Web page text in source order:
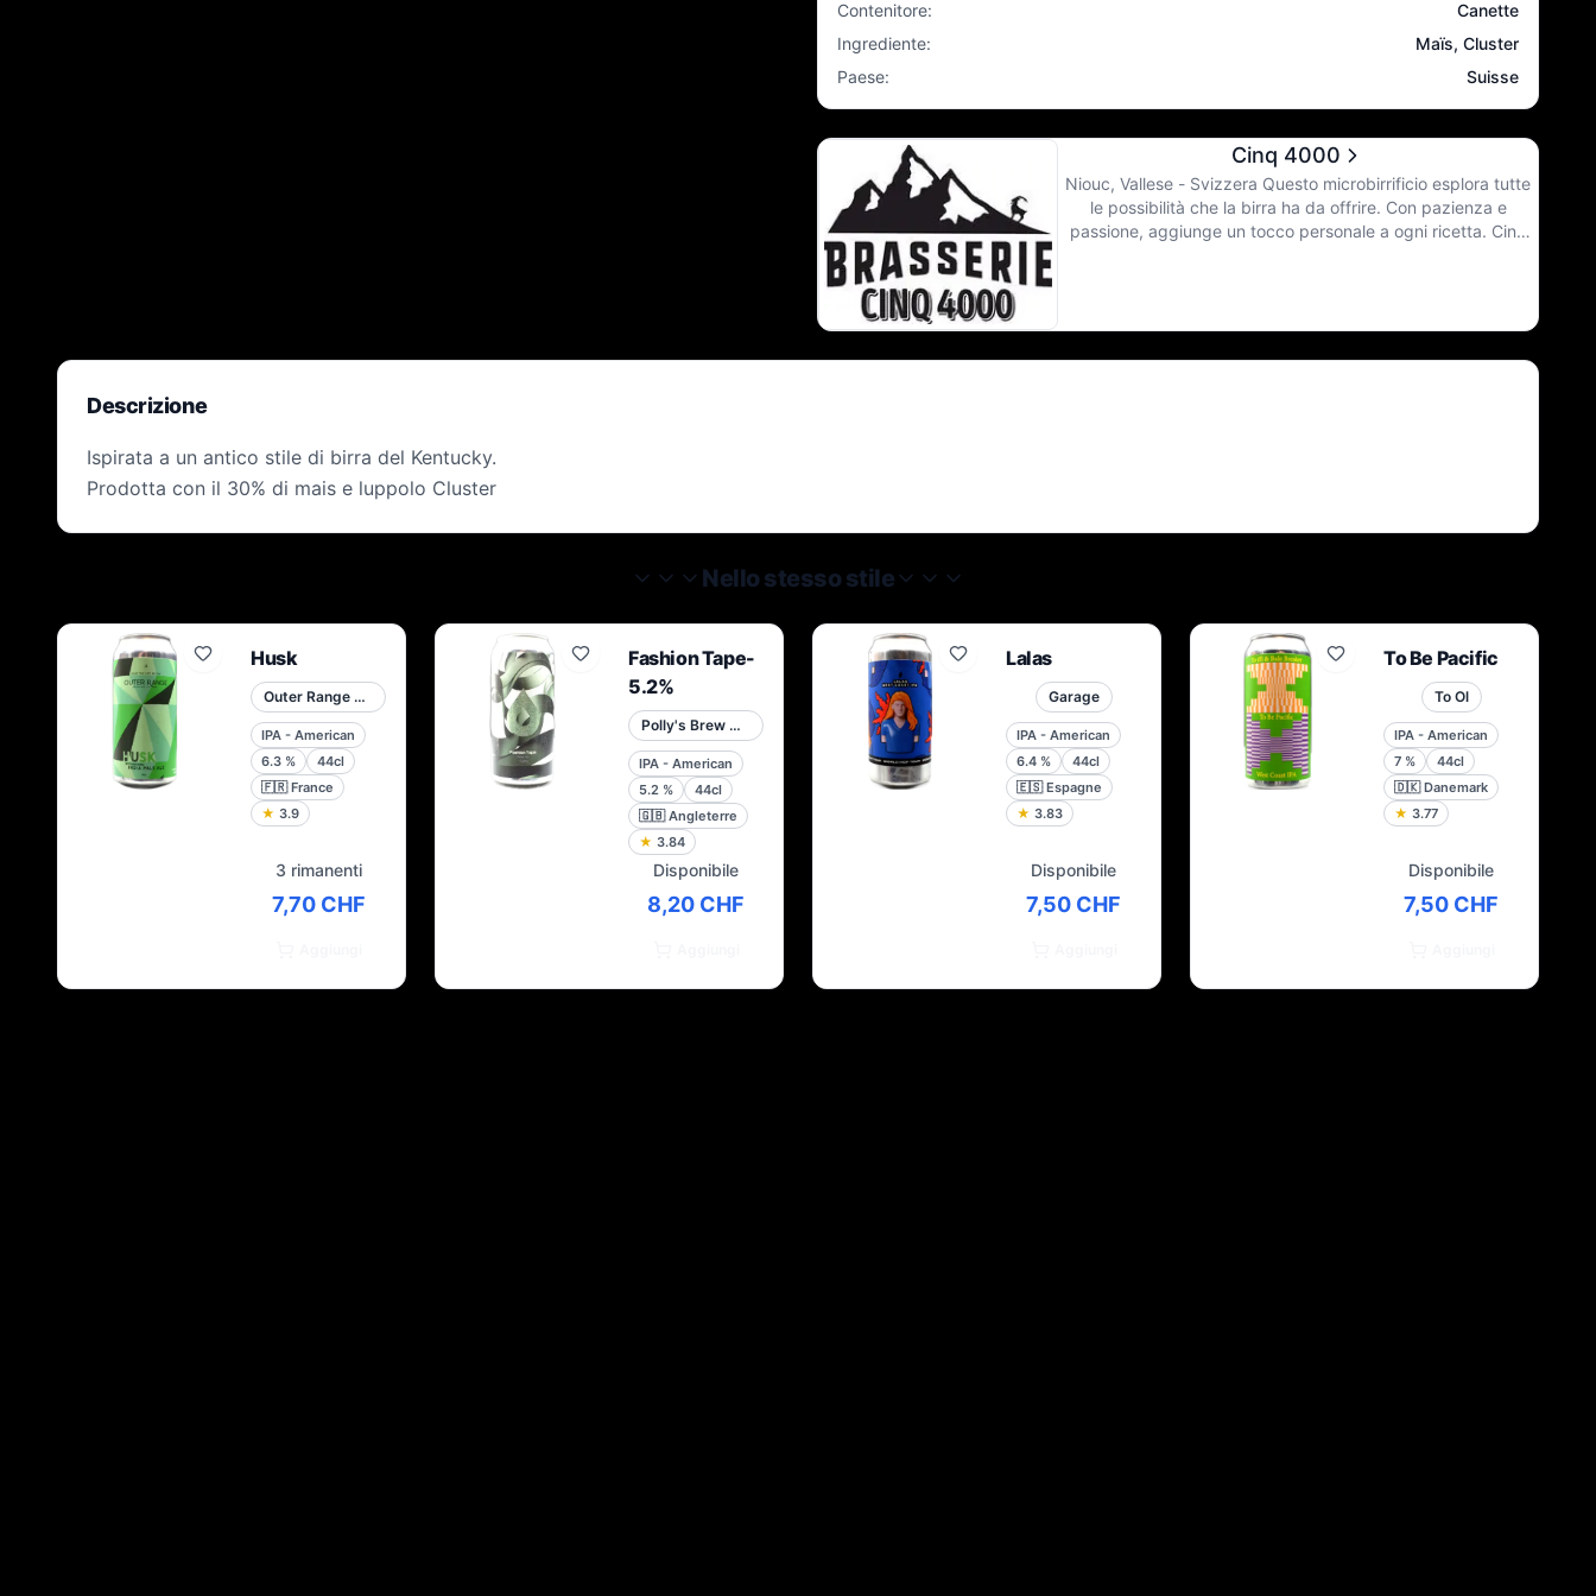
Contenitore:
Canette
Ingrediente:
Maïs, Cluster
Paese: Suisse
Cinq 4000
Niouc, Vallese - Svizzera Questo microbirrificio esplora tutte
le possibilità che la birra ha da offrire. Con pazienza e
passione, aggiunge un tocco personale a ogni ricetta. Cinq
Descrizione
Ispirata a un antico stile di birra del Kentucky.
Prodotta con il 30% di mais e luppolo Cluster
Nello stesso stile
Husk
Outer Range Brewing Co. French Alps
IPA - American
6.3 %
44cl
🇫🇷 France
★ 3.9
3 rimanenti
7,70 CHF
Fashion Tape-
5.2%
Polly's Brew Co.
IPA - American
5.2 %
44cl
🇬🇧 Angleterre
★ 3.84
Disponibile
8,20 CHF
Lalas
Garage
IPA - American
6.4 %
44cl
🇪🇸 Espagne
★ 3.83
Disponibile
7,50 CHF
To Be Pacific
To Ol
IPA - American
7 %
44cl
🇩🇰 Danemark
★ 3.77
Disponibile
7,50 CHF